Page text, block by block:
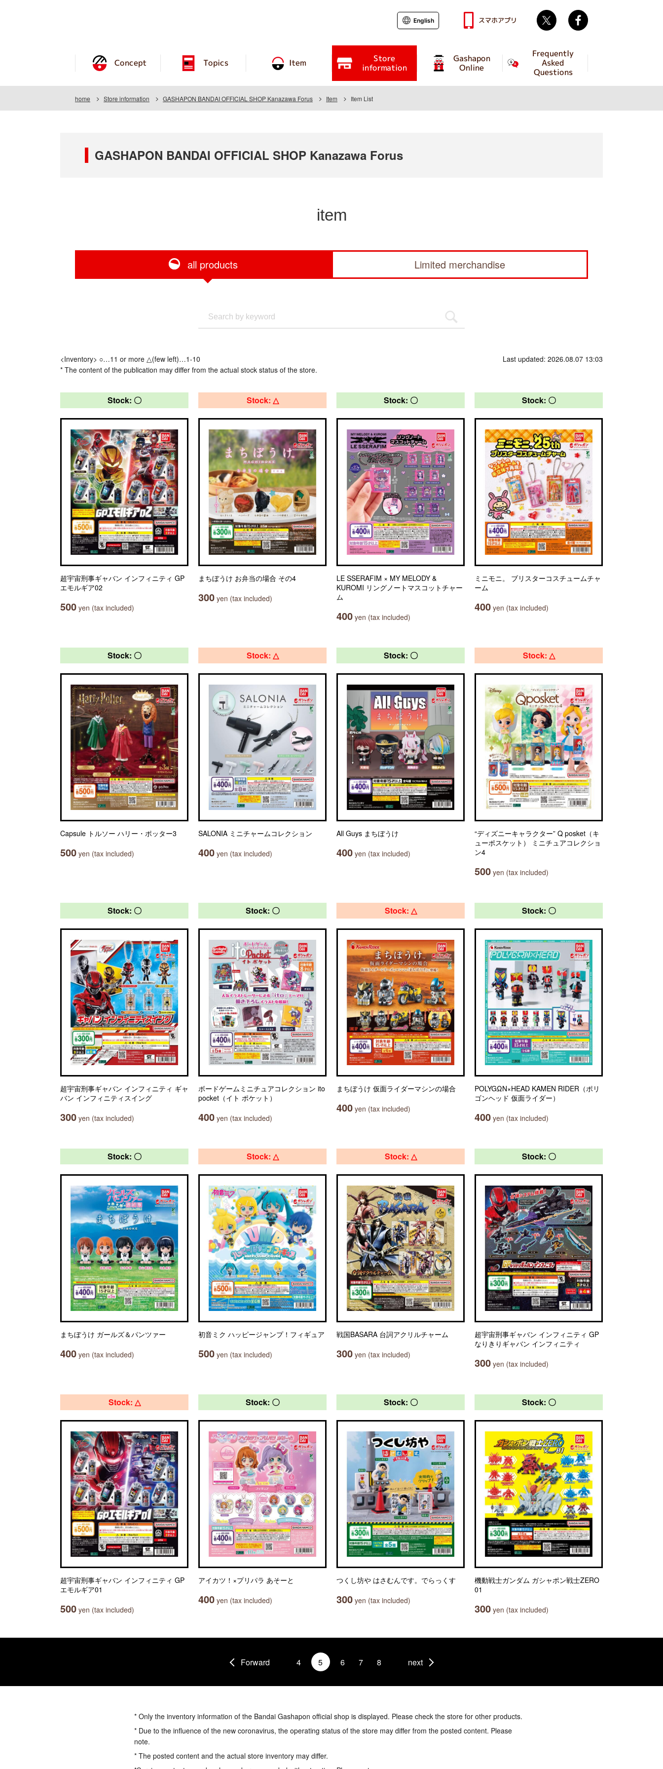
Concept Topics Item Store
information
Gashapon
Online
Frequently
Asked
Questions
English スマホアプリ Twitter
home Store information GASHAPON BANDAI OFFICIAL SHOP Kanazawa Forus Item Item List
GASHAPON BANDAI OFFICIAL SHOP Kanazawa Forus
item
all products Limited merchandise
<Inventory> ○…11 or more △(few left)…1-10
* The content of the publication may differ from the actual stock status of the store.
Last updated: 2026.08.07 13:03
Stock: 〇
超宇宙刑事ギャバン インフィニティ GP
エモルギア02
500 yen (tax included)
Stock: △
まちぼうけ お弁当の場合 その4
300 yen (tax included)
Stock: 〇
LE SSERAFIM × MY MELODY &
KUROMI リングノートマスコットチャー
ム
400 yen (tax included)
Stock: 〇
ミニモニ。 ブリスターコスチュームチャ
ーム
400 yen (tax included)
Stock: 〇
Capsule トルソー ハリー・ポッター3
500 yen (tax included)
Stock: △
SALONIA ミニチャームコレクション
400 yen (tax included)
Stock: 〇
All Guys まちぼうけ
400 yen (tax included)
Stock: △
“ディズニーキャラクター” Q posket（キ
ューポスケット） ミニチュアコレクショ
ン4
500 yen (tax included)
Stock: 〇
超宇宙刑事ギャバン インフィニティ ギャ
バン インフィニティスイング
300 yen (tax included)
Stock: 〇
ボードゲームミニチュアコレクション ito
pocket（イト ポケット）
400 yen (tax included)
Stock: △
まちぼうけ 仮面ライダーマシンの場合
400 yen (tax included)
Stock: 〇
POLYGΩN×HEAD KAMEN RIDER（ポリ
ゴンヘッド 仮面ライダー）
400 yen (tax included)
Stock: 〇
まちぼうけ ガールズ＆パンツァー
400 yen (tax included)
Stock: △
初音ミク ハッピージャンプ！フィギュア
500 yen (tax included)
Stock: △
戦国BASARA 台詞アクリルチャーム
300 yen (tax included)
Stock: 〇
超宇宙刑事ギャバン インフィニティ GP
なりきりギャバン インフィニティ
300 yen (tax included)
Stock: △
超宇宙刑事ギャバン インフィニティ GP
エモルギア01
500 yen (tax included)
Stock: 〇
アイカツ！×プリパラ あそーと
400 yen (tax included)
Stock: 〇
つくし坊や はさむんです。でらっくす
300 yen (tax included)
Stock: 〇
機動戦士ガンダム ガシャポン戦士ZERO
01
300 yen (tax included)
Forward 4 5 6 7 8 next
* Only the inventory information of the Bandai Gashapon official shop is displayed. Please check the store for other products.
* Due to the influence of the new coronavirus, the operating status of the store may differ from the posted content. Please
note.
* The posted content and the actual store inventory may differ.